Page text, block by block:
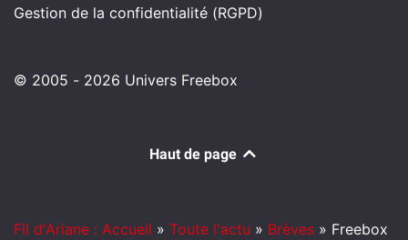
Gestion de la confidentialité (RGPD)
© 2005 - 2026 Univers Freebox
Haut de page
Fil d'Ariane : Accueil » Toute l'actu » Brèves » Freebox